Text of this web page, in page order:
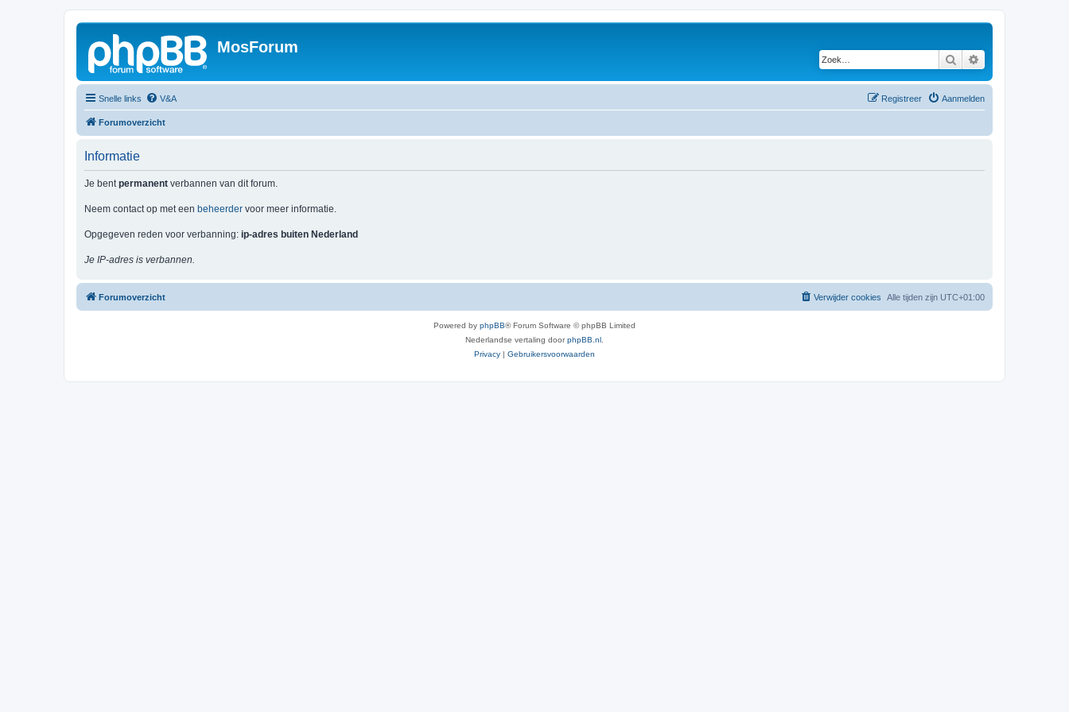
MosForum
Zoek
Snelle links V&A Aanmelden
Registreer
Forumoverzicht
Informatie
Je bentpermanent verbannen van dit forum.
Neem contact op met een beheerder voor meer informatie.
Opgegeven reden voor verbanning: ip-adres buiten Nederland
Je IP-adres is verbannen.
Forumoverzicht Alle tijden zijn UTC+01:00
Verwijder cookies
Powered by phpBB® Forum Software © phpBB Limited
Nederlandse vertaling doorphpBB.nl
Privacy | Gebruikersvoorwaarden